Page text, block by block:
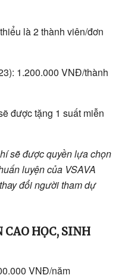
là 2 thành viên/đơn
1.200.000 VNĐ/thành
được tặng 1 suất miễn
sẽ được quyền lựa chọn
luyện của VSAVA
đổi người tham dự
CAO HỌC, SINH
VNĐ/năm